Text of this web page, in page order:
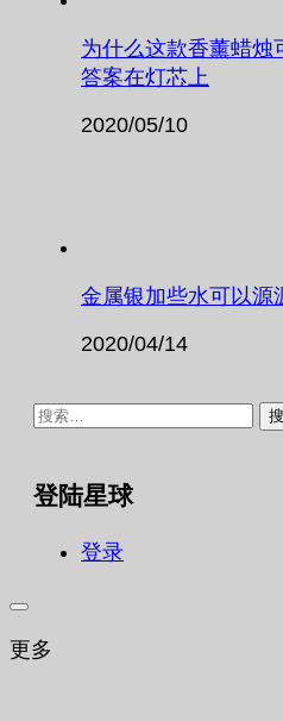
为什么这款香薰蜡烛
答案在灯芯上
2020/05/10
金属银加些水可以源
2020/04/14
搜
登陆星球
登录
更多